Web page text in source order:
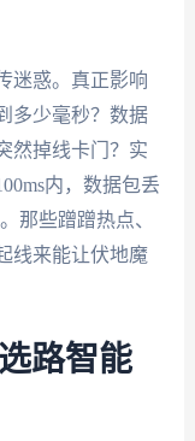
迷惑。真正影响
多少毫秒？数据
然掉线卡门？实
内，数据包丢
那些蹭蹭热点、
线来能让伏地魔
路智能